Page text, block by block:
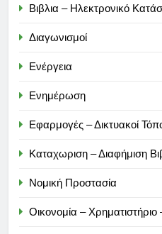
Βιβλια – Ηλεκτρονικό
Διαγωνισμοί
Ενέργεια
Ενημέρωση
Εφαρμογές – Δικτυακοί
Καταχωριση – Διαφήμιση
Νομική Προστασία
Οικονομία –